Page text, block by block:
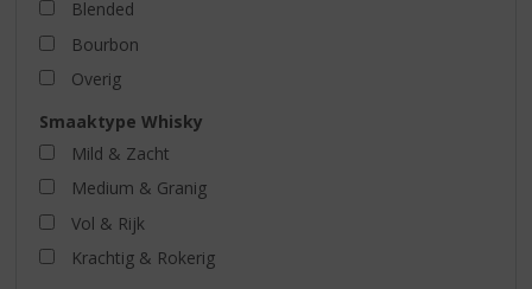
Blended
Bourbon
Overig
Smaaktype Whisky
Mild & Zacht
Medium & Granig
Vol & Rijk
Krachtig & Rokerig